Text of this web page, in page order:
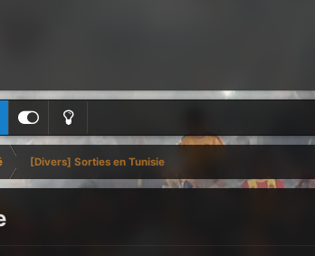
[Divers] Sorties en Tunisie